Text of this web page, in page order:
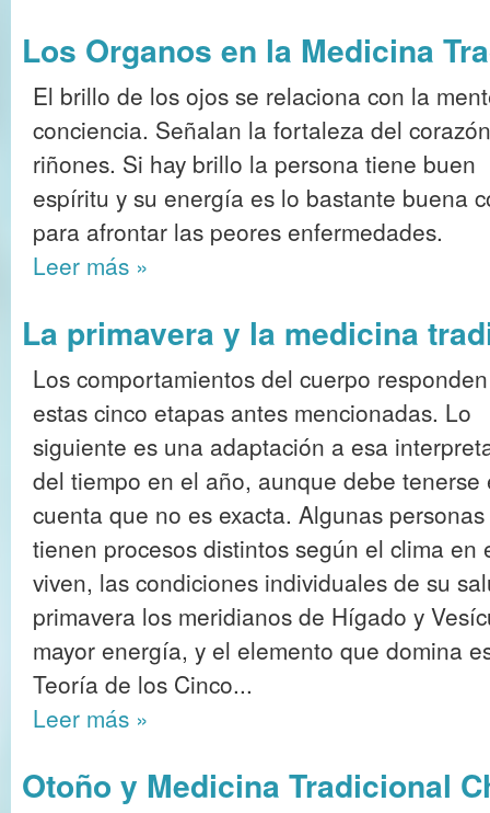
Los Organos en la Medicina
El brillo de los ojos se relaciona con la
conciencia. Señalan la fortaleza del
riñones. Si hay brillo la persona tiene buen
espíritu y su energía es lo bastante buena
para afrontar las peores enfermedades.
Leer más »
La primavera y la medicina
Los comportamientos del cuerpo
estas cinco etapas antes mencionadas. Lo
siguiente es una adaptación a esa
del tiempo en el año, aunque debe tenerse
cuenta que no es exacta. Algunas personas
tienen procesos distintos según el clima en
viven, las condiciones individuales de su
primavera los meridianos de Hígado y
mayor energía, y el elemento que domina
Teoría de los Cinco...
Leer más »
Otoño y Medicina Tradicional